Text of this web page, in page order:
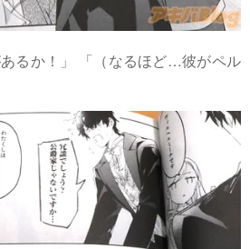
あるか！」 「（なるほど…彼がペル